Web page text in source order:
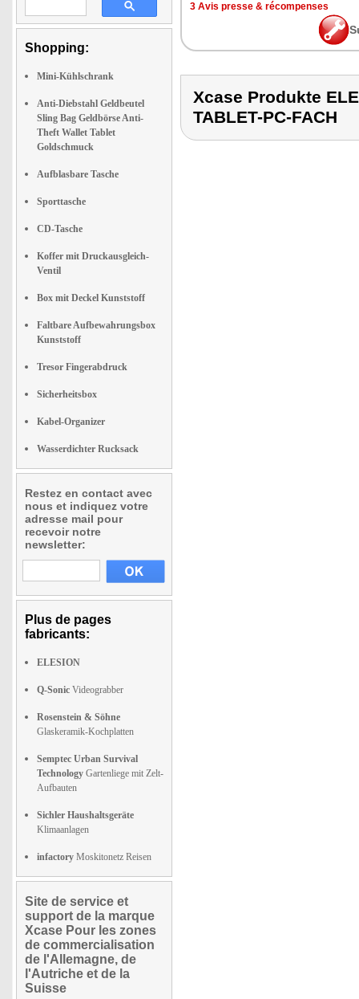
Shopping:
Mini-Kühlschrank
Anti-Diebstahl Geldbeutel
Sling Bag Geldbörse Anti-
Theft Wallet Tablet
Goldschmuck
Aufblasbare Tasche
Sporttasche
CD-Tasche
Koffer mit Druckausgleich-
Ventil
Box mit Deckel Kunststoff
Faltbare Aufbewahrungsbox
Kunststoff
Tresor Fingerabdruck
Sicherheitsbox
Kabel-Organizer
Wasserdichter Rucksack
Restez en contact avec
nous et indiquez votre
adresse mail pour
recevoir notre
newsletter:
Plus de pages
fabricants:
ELESION
Q-Sonic Videograbber
Rosenstein & Söhne
Glaskeramik-Kochplatten
Semptec Urban Survival
Technology Gartenliege mit Zelt-
Aufbauten
Sichler Haushaltsgeräte
Klimaanlagen
infactory Moskitonetz Reisen
Site de service et
support de la marque
Xcase Pour les zones
de commercialisation
de l'Allemagne, de
l'Autriche et de la
Suisse
3 Avis presse & récom­penses
Xcase Produkte
TABLET-PC-FACH